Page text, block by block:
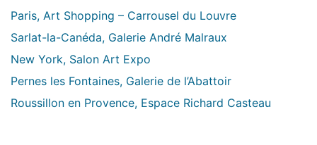
Paris, Art Shopping – Carrousel du Louvre
Sarlat-la-Canéda, Galerie André Malraux
New York, Salon Art Expo
Pernes les Fontaines, Galerie de l’Abattoir
Roussillon en Provence, Espace Richard Casteau